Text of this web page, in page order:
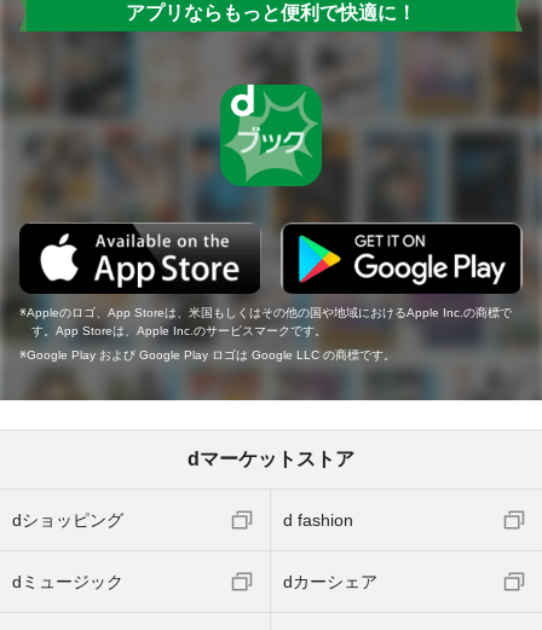
アプリならもっと便利で快適に！
Appleのロゴ、App Storeは、米国もしくはその他の国や地域におけるApple Inc.の商標で
す。App Storeは、Apple Inc.のサービスマークです。
Google Play および Google Play ロゴは Google LLC の商標です。
dマーケットストア
dショッピング d fashion
dミュージック dカーシェア